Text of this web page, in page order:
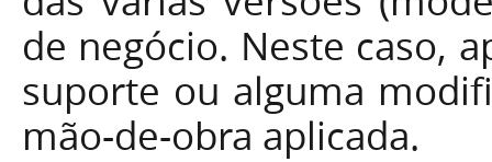
de negócio. Neste caso,
suporte ou alguma
mão-de-obra aplicada.